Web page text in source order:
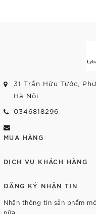
31 Trần Hữu Tước,
Hà Nội
0346818296
MUA HÀNG
DỊCH VỤ KHÁCH HÀNG
ĐĂNG KÝ NHẬN TIN
Nhận thông tin sản phẩm
nữa.